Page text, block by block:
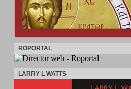
ROPORTAL
LARRY L WATTS